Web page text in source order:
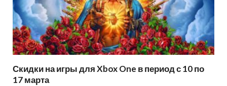
Скидки на игры для Xbox One в период с 10 по
17 марта